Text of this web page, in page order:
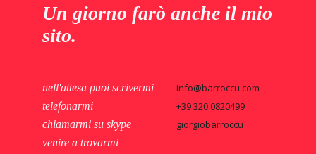
Un giorno farò anche il mio
sito.
nell'attesa puoi scrivermi info@barroccu.com
telefonarmi +39 320 0820499
chiamarmi su skype giorgiobarroccu
venire a trovarmi